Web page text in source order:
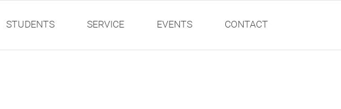
STUDENTS SERVICE EVENTS CONTACT